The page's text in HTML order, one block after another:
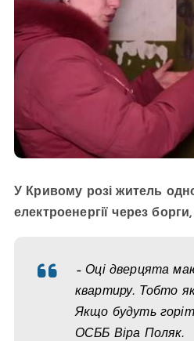
У Кривому розі житель
електроенергії через
– Оці дверцята
квартиру. Тобто
Якщо будуть
ОСББ Віра Поляк.